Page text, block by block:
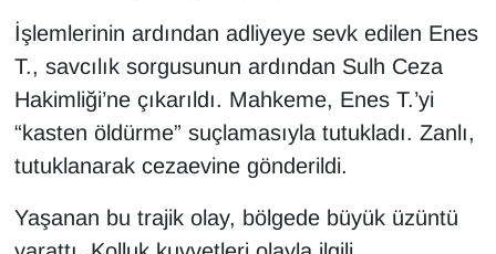
İşlemlerinin ardından adliyeye sevk edilen Enes
T., savcılık sorgusunun ardından Sulh Ceza
Hakimliği’ne çıkarıldı. Mahkeme, Enes T.’yi
“kasten öldürme” suçlamasıyla tutukladı. Zanlı,
tutuklanarak cezaevine gönderildi.
Yaşanan bu trajik olay, bölgede büyük üzüntü